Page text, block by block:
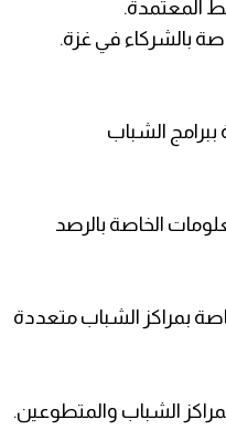
المعتمدة.
بالشركاء في غزة.
الشباب
الخاصة بالرصد
بمراكز الشباب متعددة
الشباب والمتطوعين.